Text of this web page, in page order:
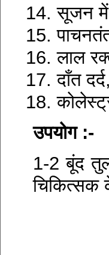
सूजन में
लाल
दाँत
उपयोग :-
1-2 बूंद
चिकित्सक